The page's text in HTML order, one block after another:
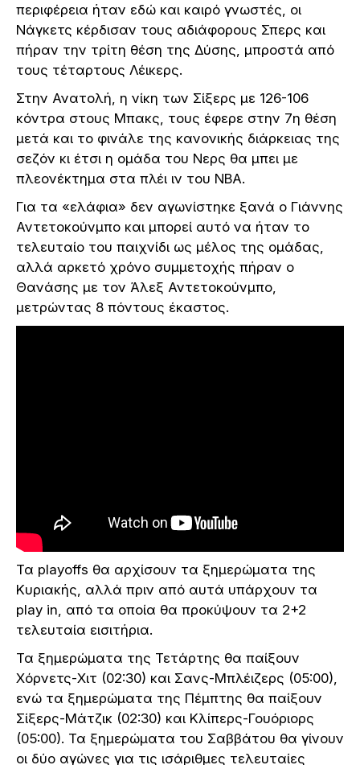
περιφέρεια ήταν εδώ και καιρό γνωστές, οι
Νάγκετς κέρδισαν τους αδιάφορους Σπερς και
πήραν την τρίτη θέση της Δύσης, μπροστά από
τους τέταρτους Λέικερς.
Στην Ανατολή, η νίκη των Σίξερς με 126-106
κόντρα στους Μπακς, τους έφερε στην 7η θέση
μετά και το φινάλε της κανονικής διάρκειας της
σεζόν κι έτσι η ομάδα του Νερς θα μπει με
πλεονέκτημα στα πλέι ιν του NBA.
Για τα «ελάφια» δεν αγωνίστηκε ξανά ο Γιάννης
Αντετοκούνμπο και μπορεί αυτό να ήταν το
τελευταίο του παιχνίδι ως μέλος της ομάδας,
αλλά αρκετό χρόνο συμμετοχής πήραν ο
Θανάσης με τον Άλεξ Αντετοκούνμπο,
μετρώντας 8 πόντους έκαστος.
Τα playoffs θα αρχίσουν τα ξημερώματα της
Κυριακής, αλλά πριν από αυτά υπάρχουν τα
play in, από τα οποία θα προκύψουν τα 2+2
τελευταία εισιτήρια.
Τα ξημερώματα της Τετάρτης θα παίξουν
Χόρνετς-Χιτ (02:30) και Σανς-Μπλέιζερς (05:00),
ενώ τα ξημερώματα της Πέμπτης θα παίξουν
Σίξερς-Μάτζικ (02:30) και Κλίπερς-Γουόριορς
(05:00). Τα ξημερώματα του Σαββάτου θα γίνουν
οι δύο αγώνες για τις ισάριθμες τελευταίες